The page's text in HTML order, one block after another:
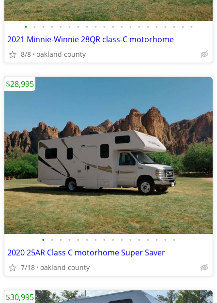
• • • • • • • • • • • • • • • • • • • •
2021 Minnie-Winnie 28QR class-C motorhome
8/8 oakland county
• • • • • • • • • • • • • • • •
2020 25AR Class C motorhome Super Saver
7/18 oakland county
$28,995
$30,995